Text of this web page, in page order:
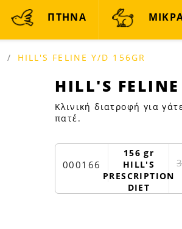
ΠΤΗΝΑ
HILL'S FELINE Y/D 156GR
HILL'S
FELINE
Y/D
156GR
|
HILL'S
Κλινική διατροφή για
πατέ.
000166
156 gr
HILL'S
PRESCRIPTION
DIET